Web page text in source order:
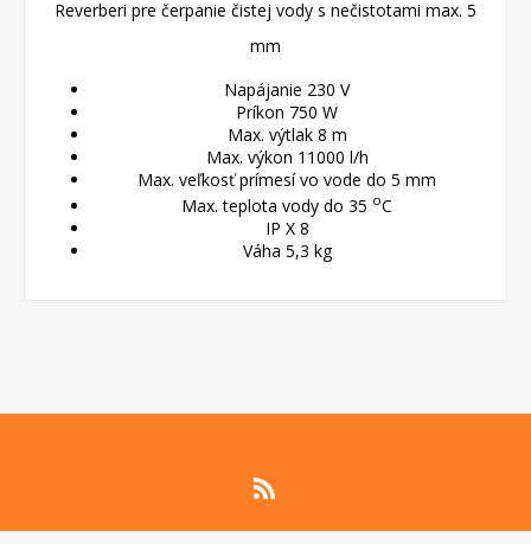
Reverberi pre čerpanie čistej vody s nečistotami max. 5
mm
Napájanie 230 V
Príkon 750 W
Max. výtlak 8 m
Max. výkon 11000 l/h
Max. veľkosť prímesí vo vode do 5 mm
Max. teplota vody do 35 oC
IP X 8
Váha 5,3 kg